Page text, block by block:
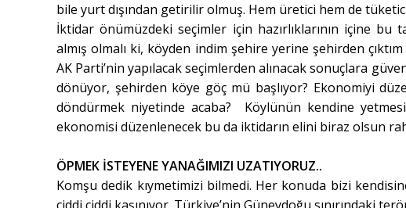
bile yurt dışından getirilir olmuş. Hem üretici hem de
İktidar önümüzdeki seçimler için hazırlıklarının içine bu
almış olmalı ki, köyden indim şehire yerine şehirden
AK Parti’nin yapılacak seçimlerden alınacak sonuçlara
dönüyor, şehirden köye göç mü başlıyor? Ekonomiyi
döndürmek niyetinde acaba? Köylünün kendine
ekonomisi düzenlenecek bu da iktidarın elini biraz olsun
ÖPMEK İSTEYENE YANAĞIMIZI UZATIYORUZ..
Komşu dedik kıymetimizi bilmedi. Her konuda bizi